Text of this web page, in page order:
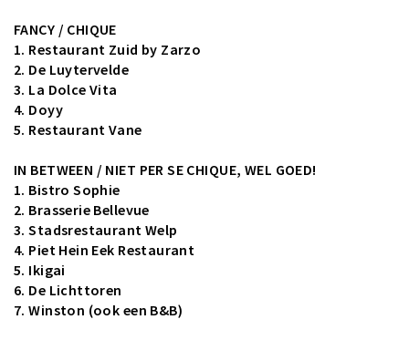
FANCY / CHIQUE
1. Restaurant Zuid by Zarzo
2. De Luytervelde
3. La Dolce Vita
4. Doyy
5. Restaurant Vane
IN BETWEEN / NIET PER SE CHIQUE, WEL GOED!
1. Bistro Sophie
2. Brasserie Bellevue
3. Stadsrestaurant Welp
4. Piet Hein Eek Restaurant
5. Ikigai
6. De Lichttoren
7. Winston (ook een B&B)